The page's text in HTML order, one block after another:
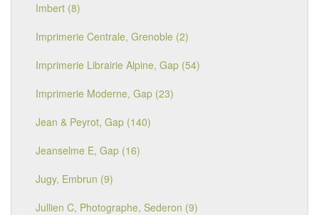
Imbert (8)
Imprimerie Centrale, Grenoble (2)
Imprimerie Librairie Alpine, Gap (54)
Imprimerie Moderne, Gap (23)
Jean & Peyrot, Gap (140)
Jeanselme E, Gap (16)
Jugy, Embrun (9)
Jullien C, Photographe, Sederon (9)